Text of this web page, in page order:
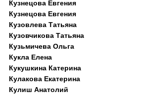
Кузнецова Евгения
Кузнецова Евгения
Кузовлева Татьяна
Кузовчикова Татьяна
Кузьмичева Ольга
Кукла Елена
Кукушкина Катерина
Кулакова Екатерина
Кулиш Анатолий